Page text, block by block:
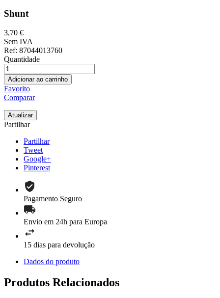
Shunt
3,70 €
Sem IVA
Ref: 87044013760
Quantidade
Adicionar ao carrinho
Favorito
Comparar
Partilhar
Partilhar
Tweet
Google+
Pinterest
Pagamento Seguro
Envio em 24h para Europa
15 dias para devolução
Dados do produto
Produtos Relacionados